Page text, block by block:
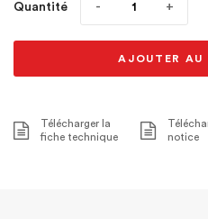
Quantité
AJOUTER AU
Télécharger la
fiche technique
notice